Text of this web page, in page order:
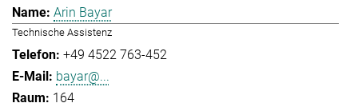
Arin Bayar
Technische Assistenz
+49 4522 763-452
bayar@...
164